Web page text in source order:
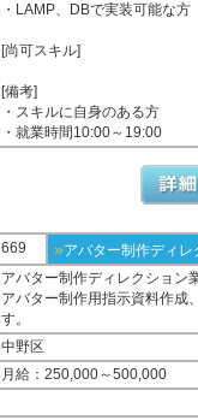
・LAMP、DBで実装可能な方
[尚可スキル]
[備考]
・スキルに自身のある方
・就業時間10:00～19:00
669 »アバター制作ディ
アバター制作ディレクション
アバター制作用指示資料作成
す。
中野区
月給：250,000～500,000